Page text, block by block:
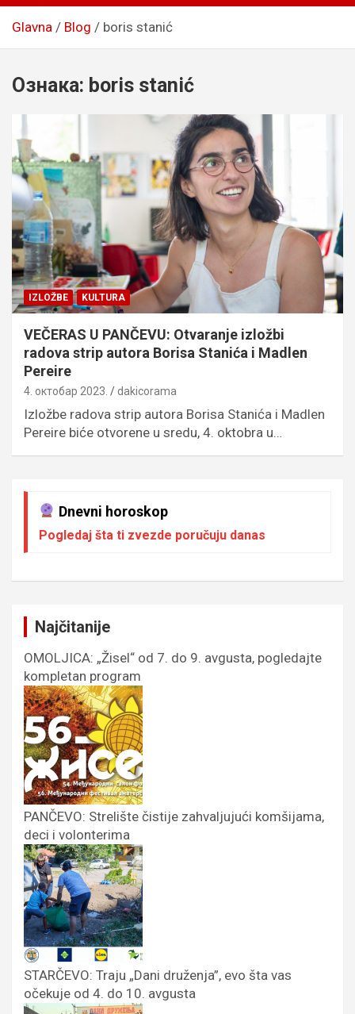
Glavna Blog boris stanić
Ознака: boris stanić
IZLOŽBE KULTURA
VEČERAS U PANČEVU: Otvaranje izložbi
radova strip autora Borisa Stanića i Madlen
Pereire
4. октобар 2023. dakicorama
Izložbe radova strip autora Borisa Stanića i Madlen
Pereire biće otvorene u sredu, 4. oktobra u…
Dnevni horoskop
Pogledaj šta ti zvezde poručuju danas
Najčitanije
OMOLJICA: „Žisel“ od 7. do 9. avgusta, pogledajte
kompletan program
PANČEVO: Strelište čistije zahvaljujući komšijama,
deci i volonterima
STARČEVO: Traju „Dani druženja”, evo šta vas
očekuje od 4. do 10. avgusta